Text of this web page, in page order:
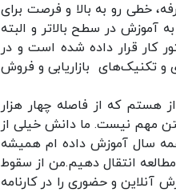
خطی رو به بالا و فرصت برای
در سطح بالاتر و البته
کار قرار داده شده است و در
و تکنیک‌های بازاریابی و فروش
هستم که از فاصله چهار هزار
مهم نیست. ما دانش خیلی از
همه سال آموزش داده ام همیشه
مطالعه انتقال دهیم.من از سقوط
آنلاین و حضوری را در کارنامه